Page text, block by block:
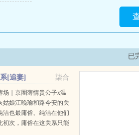
已
柒合
[追妻]
场｜京圈薄情贵公子x温
姑娘江晚瑜和路今安的关
洁也最庸俗。纯洁在他们
初次，庸俗在这关系只能